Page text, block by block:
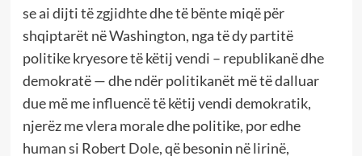
se ai dijti të zgjidhte dhe të bënte miqë për
shqiptarët në Washington, nga të dy partitë
politike kryesore të këtij vendi – republikanë dhe
demokratë — dhe ndër politikanët më të dalluar
due më me influencë të këtij vendi demokratik,
njerëz me vlera morale dhe politike, por edhe
human si Robert Dole, që besonin në lirinë,